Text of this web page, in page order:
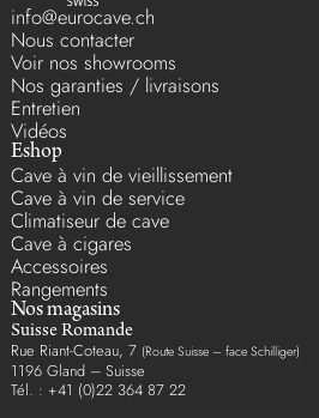
info@eurocave.ch
Nous contacter
Voir nos showrooms
Nos garanties / livraisons
Entretien
Vidéos
Eshop
Cave à vin de vieillissement
Cave à vin de service
Climatiseur de cave
Cave à cigares
Accessoires
Rangements
Nos magasins
Suisse Romande
Rue Riant-Coteau, 7 (Route Suisse – face Schilliger)
1196 Gland – Suisse
Tél. : +41 (0)22 364 87 22